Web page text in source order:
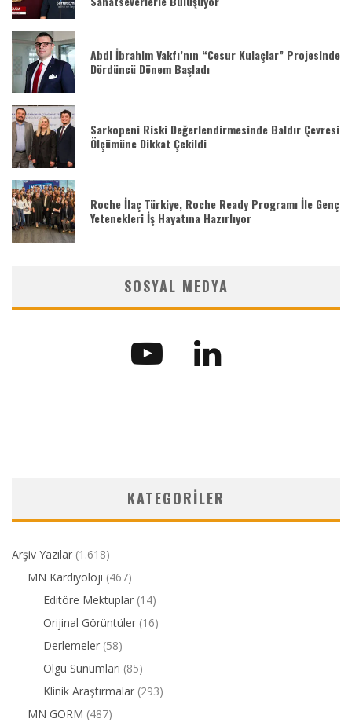
Abdi İbrahim Vakfı’nın “Cesur Kulaçlar” Projesinde
Dördüncü Dönem Başladı
Sarkopeni Riski Değerlendirmesinde Baldır Çevresi
Ölçümüne Dikkat Çekildi
Roche İlaç Türkiye, Roche Ready Programı İle Genç
Yetenekleri İş Hayatına Hazırlıyor
SOSYAL MEDYA
KATEGORILER
Arşiv Yazılar (1.618)
MN Kardiyoloji (467)
Editöre Mektuplar (14)
Orijinal Görüntüler (16)
Derlemeler (58)
Olgu Sunumları (85)
Klinik Araştırmalar (293)
MN GORM (487)